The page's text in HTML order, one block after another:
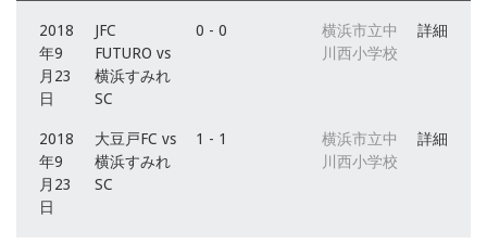
2018
年9
月23
日
JFC
FUTURO vs
横浜すみれ
SC
0 - 0
横浜市立中
川西小学校
詳細
2018
年9
月23
日
大豆戸FC vs
横浜すみれ
SC
1 - 1
横浜市立中
川西小学校
詳細